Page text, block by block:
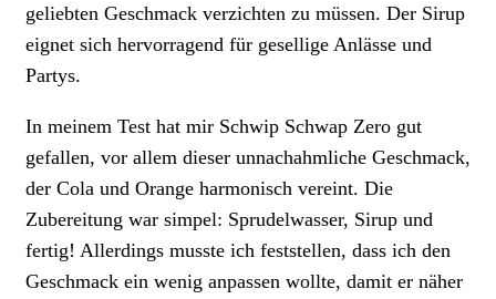
geliebten Geschmack verzichten zu müssen. Der Sirup
eignet sich hervorragend für gesellige Anlässe und
Partys.
In meinem Test hat mir Schwip Schwap Zero gut
gefallen, vor allem dieser unnachahmliche Geschmack,
der Cola und Orange harmonisch vereint. Die
Zubereitung war simpel: Sprudelwasser, Sirup und
fertig! Allerdings musste ich feststellen, dass ich den
Geschmack ein wenig anpassen wollte, damit er näher